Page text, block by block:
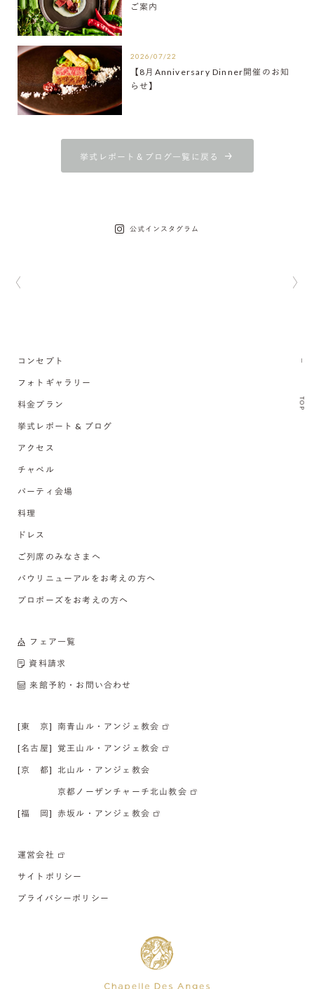
ご案内
2026/07/22
【8月Anniversary Dinner開催のお知
らせ】
挙式レポート＆ブログ一覧に戻る
公式インスタグラム
TOP
コンセプト
フォトギャラリー
料金プラン
挙式レポート & ブログ
アクセス
チャペル
パーティ会場
料理
ドレス
ご列席のみなさまへ
バウリニューアルをお考えの方へ
プロポーズをお考えの方へ
フェア一覧
資料請求
来館予約・お問い合わせ
[東 京] 南青山ル・アンジェ教会
[名古屋] 覚王山ル・アンジェ教会
[京 都] 北山ル・アンジェ教会
京都ノーザンチャーチ北山教会
[福 岡] 赤坂ル・アンジェ教会
運営会社
サイトポリシー
プライバシーポリシー